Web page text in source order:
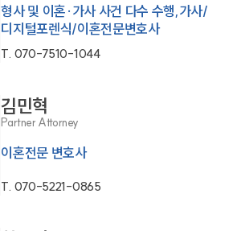
형사 및 이혼·가사 사건 다수 수행,가사/
디지털포렌식/이혼전문변호사
T. 070-7510-1044
김민혁
Partner Attorney
이혼전문 변호사
T. 070-5221-0865